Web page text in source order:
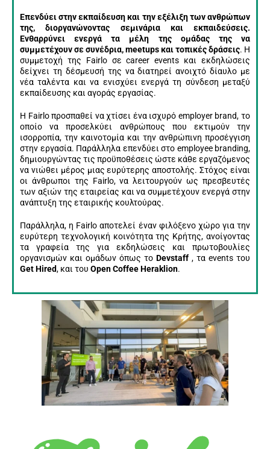
Επενδύει στην εκπαίδευση και την εξέλιξη των ανθρώπων
της, διοργανώνοντας σεμινάρια και εκπαιδεύσεις.
Ενθαρρύνει ενεργά τα μέλη της ομάδας της να
συμμετέχουν σε συνέδρια, meetups και τοπικές δράσεις. Η
συμμετοχή της Fairlo σε career events και εκδηλώσεις
δείχνει τη δέσμευσή της να διατηρεί ανοιχτό δίαυλο με
νέα ταλέντα και να ενισχύει ενεργά τη σύνδεση μεταξύ
εκπαίδευσης και αγοράς εργασίας.
Η Fairlo προσπαθεί να χτίσει ένα ισχυρό employer brand, το
οποίο να προσελκύει ανθρώπους που εκτιμούν την
ισορροπία, την καινοτομία και την ανθρώπινη προσέγγιση
στην εργασία. Παράλληλα επενδύει στο employee branding,
δημιουργώντας τις προϋποθέσεις ώστε κάθε εργαζόμενος
να νιώθει μέρος μιας ευρύτερης αποστολής. Στόχος είναι
οι άνθρωποι της Fairlo, να λειτουργούν ως πρεσβευτές
των αξιών της εταιρείας και να συμμετέχουν ενεργά στην
ανάπτυξη της εταιρικής κουλτούρας.
Παράλληλα, η Fairlo αποτελεί έναν φιλόξενο χώρο για την
ευρύτερη τεχνολογική κοινότητα της Κρήτης, ανοίγοντας
τα γραφεία της για εκδηλώσεις και πρωτοβουλίες
οργανισμών και ομάδων όπως το Devstaff , τα events του
Get Hired, και του Open Coffee Heraklion.